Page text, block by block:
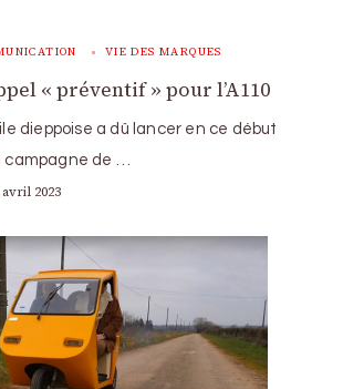
VIE DES MARQUES
« préventif » pour l’A110
dieppoise a dû lancer en ce début
campagne de …
avril 2023